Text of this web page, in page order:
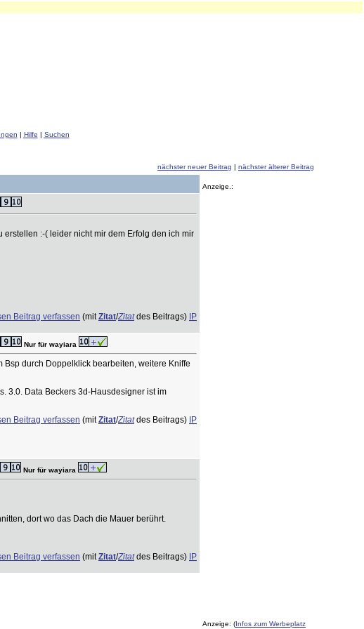
| Hilfe | Suchen
nächster neuer Beitrag | nächster älterer Beitrag
:-( leider nicht mir dem Erfolg den ich mir
Beitrag verfassen (mitZitat/Zitatdes Beitrags) IP
Nur für wayiara
durch Doppelklick bearbeiten, weitere Kniffe
3.0. Data Beckers 3d-Hausdesigner ist im
Beitrag verfassen (mitZitat/Zitatdes Beitrags) IP
Nur für wayiara
dort wo das Dach die Mauer berührt.
Beitrag verfassen (mitZitat/Zitatdes Beitrags) IP
Anzeige.:
Anzeige: (Infos zum Werbeplatz